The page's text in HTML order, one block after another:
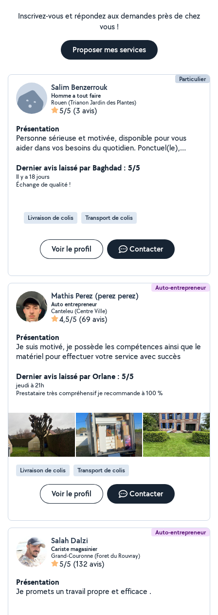
Inscrivez-vous et répondez aux demandes près de chez
vous !
Proposer mes services
Particulier
Salim Benzerrouk
Homme a tout faire
Rouen (Trianon Jardin des Plantes)
5/5 (3 avis)
Présentation
Personne sérieuse et motivée, disponible pour vous
aider dans vos besoins du quotidien. Ponctuel(le),
Dernier avis laissé par Baghdad : 5/5
Il y a 18 jours
Échange de qualité !
Livraison de colis Transport de colis
Voir le profil Contacter
Auto-entrepreneur
Mathis Perez (perez perez)
Auto entrepreneur
Canteleu (Centre Ville)
4,5/5 (69 avis)
Présentation
Je suis motivé, je possède les compétences ainsi que le
matériel pour effectuer votre service avec succès
Dernier avis laissé par Orlane : 5/5
jeudi à 21h
Prestataire très compréhensif je recommande à 100 %
Livraison de colis Transport de colis
Voir le profil Contacter
Auto-entrepreneur
Salah Dalzi
Cariste magasinier
Grand-Couronne (Foret du Rouvray)
5/5 (132 avis)
Présentation
Je promets un travail propre et efficace .